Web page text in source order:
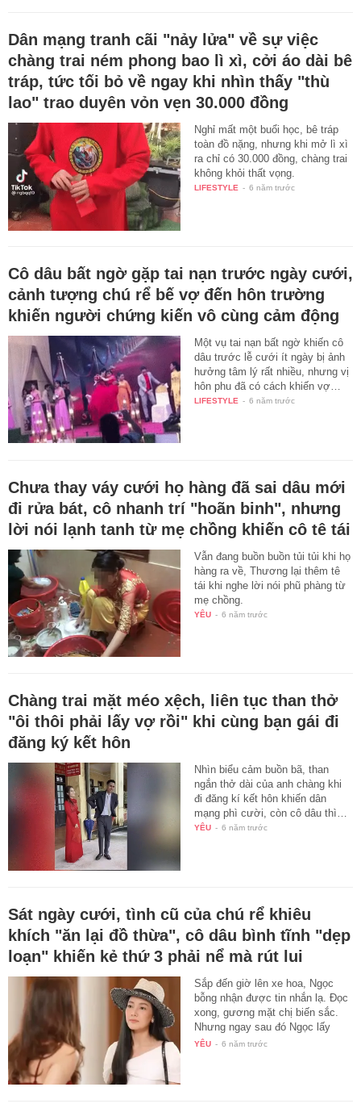
Dân mạng tranh cãi "nảy lửa" về sự việc
chàng trai ném phong bao lì xì, cởi áo dài bê
tráp, tức tối bỏ về ngay khi nhìn thấy "thù
lao" trao duyên vỏn vẹn 30.000 đồng
Nghỉ mất một buổi học, bê tráp
toàn đồ nặng, nhưng khi mở lì xì
ra chỉ có 30.000 đồng, chàng trai
không khỏi thất vọng.
LIFESTYLE - 6 năm trước
Cô dâu bất ngờ gặp tai nạn trước ngày cưới,
cảnh tượng chú rể bế vợ đến hôn trường
khiến người chứng kiến vô cùng cảm động
Một vụ tai nạn bất ngờ khiến cô
dâu trước lễ cưới ít ngày bị ảnh
hưởng tâm lý rất nhiều, nhưng vị
hôn phu đã có cách khiến vợ…
LIFESTYLE - 6 năm trước
Chưa thay váy cưới họ hàng đã sai dâu mới
đi rửa bát, cô nhanh trí "hoãn binh", nhưng
lời nói lạnh tanh từ mẹ chồng khiến cô tê tái
Vẫn đang buồn buồn tủi tủi khi họ
hàng ra về, Thương lại thêm tê
tái khi nghe lời nói phũ phàng từ
mẹ chồng.
YÊU - 6 năm trước
Chàng trai mặt méo xệch, liên tục than thở
"ôi thôi phải lấy vợ rồi" khi cùng bạn gái đi
đăng ký kết hôn
Nhìn biểu cảm buồn bã, than
ngắn thở dài của anh chàng khi
đi đăng kí kết hôn khiến dân
mạng phì cười, còn cô dâu thì…
YÊU - 6 năm trước
Sát ngày cưới, tình cũ của chú rể khiêu
khích "ăn lại đồ thừa", cô dâu bình tĩnh "dẹp
loạn" khiến kẻ thứ 3 phải nể mà rút lui
Sắp đến giờ lên xe hoa, Ngọc
bỗng nhận được tin nhắn lạ. Đọc
xong, gương mặt chị biến sắc.
Nhưng ngay sau đó Ngọc lấy
lại…
YÊU - 6 năm trước